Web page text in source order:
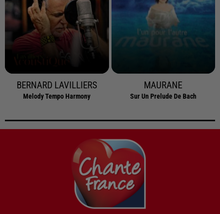
BERNARD LAVILLIERS
Melody Tempo Harmony
MAURANE
Sur Un Prelude De Bach